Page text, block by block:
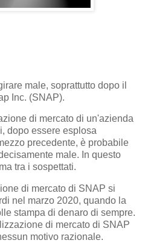
male, soprattutto dopo il
Inc. (SNAP).
di mercato di un'azienda
dopo essere esplosa
precedente, è probabile
male. In questo
tra i sospettati.
di mercato di SNAP si
nel marzo 2020, quando la
stampa di denaro di sempre.
di mercato di SNAP
motivo razionale.